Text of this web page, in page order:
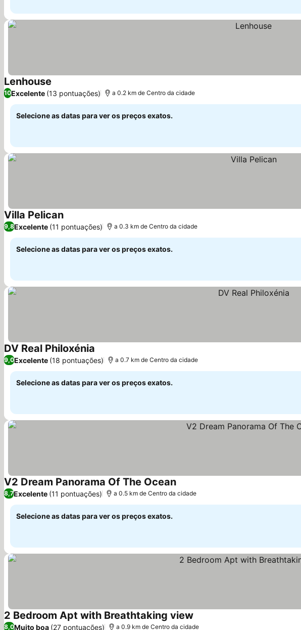
Lenhouse
10Excelente (13 pontuações) a 0.2 km de Centro da cidade
Selecione as datas para ver os preços exatos.
Villa PelicanVer preços
9,8Excelente (11 pontuações) a 0.3 km de Centro da cidade
Selecione as datas para ver os preços exatos.
DV Real Philoxénia Ver preços
9,0Excelente (18 pontuações) a 0.7 km de Centro da cidade
Selecione as datas para ver os preços exatos.
V2 Dream Panorama Of The OceanVer preços
8,7Excelente (11 pontuações) a 0.5 km de Centro da cidade
Selecione as datas para ver os preços exatos.
2 Bedroom Apt with Breathtaking view
8,0Muito boa (27 pontuações) a 0.9 km de Centro da cidade